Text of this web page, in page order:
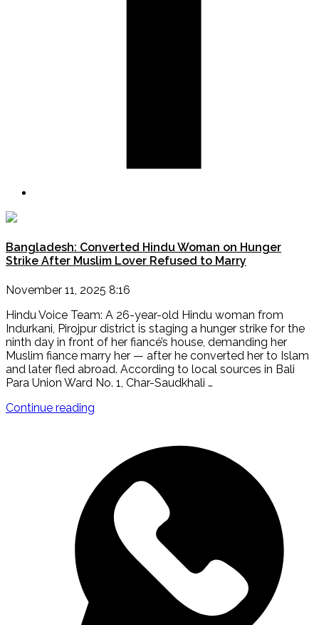
Bangladesh: Converted Hindu Woman on Hunger
Strike After Muslim Lover Refused to Marry
November 11, 2025 8:16
Hindu Voice Team: A 26-year-old Hindu woman from
Indurkani, Pirojpur district is staging a hunger strike for the
ninth day in front of her fiancé’s house, demanding her
Muslim fiance marry her — after he converted her to Islam
and later fled abroad. According to local sources in Bali
Para Union Ward No. 1, Char-Saudkhali …
Continue reading
Hunger
Strike
After
Muslim
Lover
Refused